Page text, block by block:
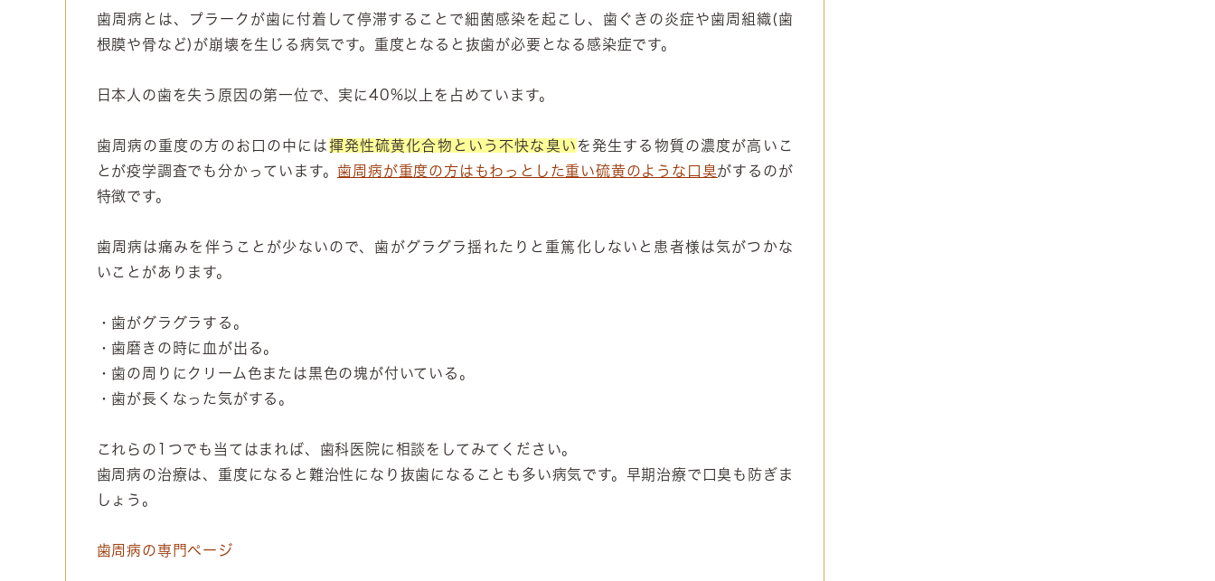
歯周病とは、プラークが歯に付着して停滞することで細菌感染を起こし、歯ぐきの炎症や歯周組織(歯
根膜や骨など)が崩壊を生じる病気です。重度となると抜歯が必要となる感染症です。
日本人の歯を失う原因の第一位で、実に40%以上を占めています。
歯周病の重度の方のお口の中には揮発性硫黄化合物という不快な臭いを発生する物質の濃度が高いこ
とが疫学調査でも分かっています。 歯周病が重度の方はもわっとした重い硫黄のような口臭がするのが
特徴です。
歯周病は痛みを伴うことが少ないので、歯がグラグラ揺れたりと重篤化しないと患者様は気がつかな
いことがあります。
・歯がグラグラする。
・歯磨きの時に血が出る。
・歯の周りにクリーム色または黒色の塊が付いている。
・歯が長くなった気がする。
これらの1つでも当てはまれば、歯科医院に相談をしてみてください。
歯周病の治療は、重度になると難治性になり抜歯になることも多い病気です。早期治療で口臭も防ぎま
しょう。
歯周病の専門ページ